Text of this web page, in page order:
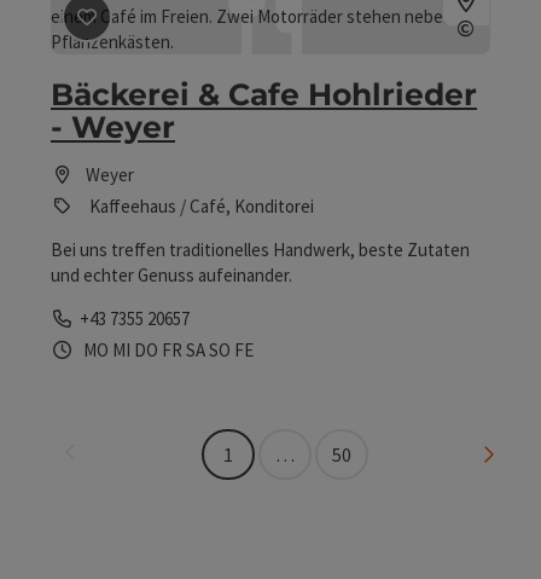
©
Beitrag merken: Bäckerei & Cafe Hohlrieder - Weyer
Bäckerei & Cafe Hohlrieder
- Weyer
Weyer
Kaffeehaus / Café, Konditorei
Bei uns treffen traditionelles Handwerk, beste Zutaten
und echter Genuss aufeinander.
Telefon
+43 7355 20657
Öffnungszeiten
MO Montag geöffnet
MI Mittwoch geöffnet
DO Donnerstag geöffnet
FR Freitag geöffnet
SASamstag geöffnet
SO Sonntag geöffnet
FEFeiertag geöffnet
1 … 50 Seite